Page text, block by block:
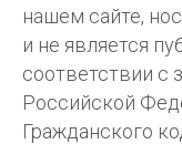
нашем сайте,
и не является
соответствии с
Российской
Гражданского